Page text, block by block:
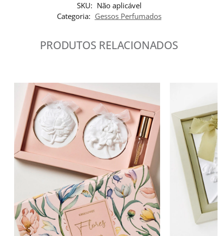
SKU: Não aplicável
Categoria: Gessos Perfumados
PRODUTOS RELACIONADOS